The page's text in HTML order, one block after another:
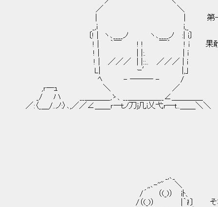
／ ＼
| | 第一次世界大戦は良か
_,i i,_
〔! | ヽ､____ノ ヽ､____ノ :| i〕
! | ｀￣ ! ! ￣´ ! i 果敢に空を飛びまわっ
! | | |:. | i
! | ／／／ | |::.. ／／／ | i
L| ｰ′ |,」
ﾍ - ─── - /
,ｒ―ｭ ＼ ／
_/ ハ __＿＿＿_,ゝ、__＿＿＿＿__∠＿＿＿＿ |
／:〈_＿/..ノ:〉､,／／∠＿＿ｒ―ｔノ刀ｊ几i乂弋r―t..＿＿
_,､_
,,､-''" ＼
/´ （(_)） iﾄ、
/（(_)） |｀i!〕 それが今や、残